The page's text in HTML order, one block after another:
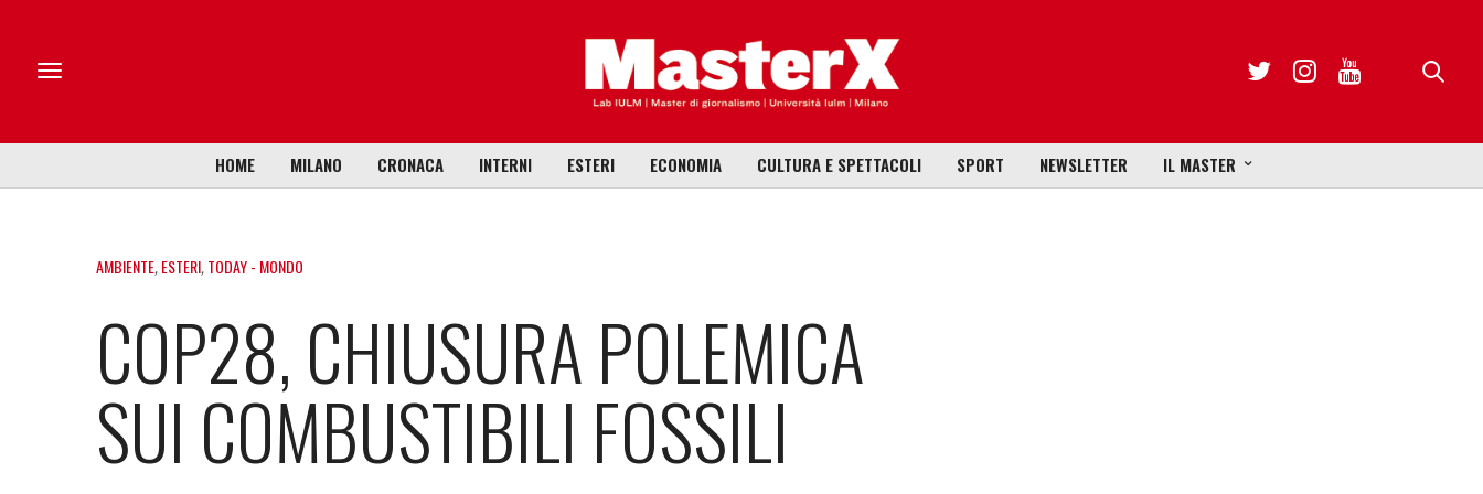
HOME MILANO CRONACA INTERNI ESTERI ECONOMIA CULTURA E SPETTACOLI SPORT NEWSLETTER IL MASTER
AMBIENTE,ESTERI,TODAY - MONDO
COP28, CHIUSURA POLEMICA
SUI COMBUSTIBILI FOSSILI